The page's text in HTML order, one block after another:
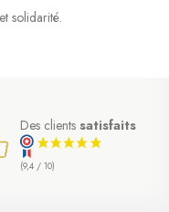
solidarité.
Des clients satisfaits
(9,4 / 10)